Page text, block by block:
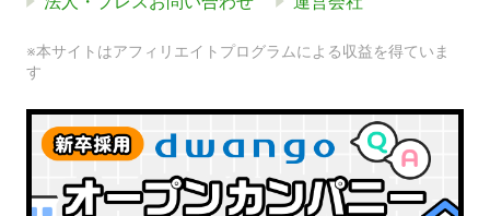
※本サイトはアフィリエイトプログラムによる収益を得ていま
す